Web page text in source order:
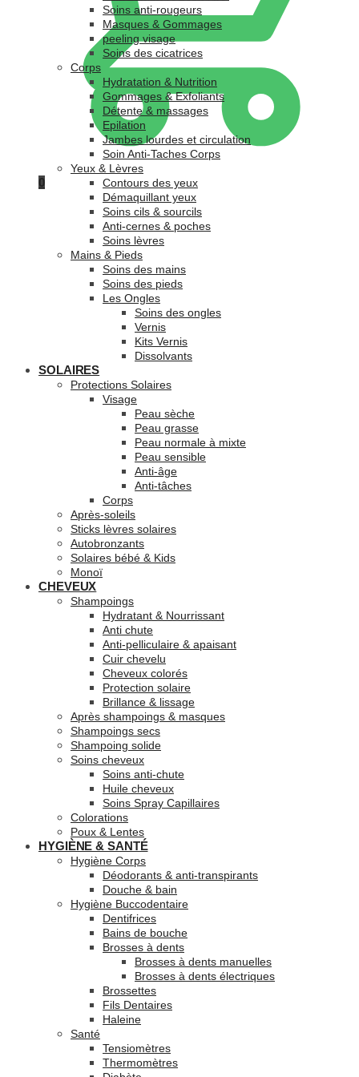
0
Soins anti-rougeurs
Masques & Gommages
peeling visage
Soins des cicatrices
Corps
Hydratation & Nutrition
Gommages & Exfoliants
Détente & massages
Epilation
Jambes lourdes et circulation
Soin Anti-Taches Corps
Yeux & Lèvres
Contours des yeux
Démaquillant yeux
Soins cils & sourcils
Anti-cernes & poches
Soins lèvres
Mains & Pieds
Soins des mains
Soins des pieds
Les Ongles
Soins des ongles
Vernis
Kits Vernis
Dissolvants
SOLAIRES
Protections Solaires
Visage
Peau sèche
Peau grasse
Peau normale à mixte
Peau sensible
Anti-âge
Anti-tâches
Corps
Après-soleils
Sticks lèvres solaires
Autobronzants
Solaires bébé & Kids
Monoï
CHEVEUX
Shampoings
Hydratant & Nourrissant
Anti chute
Anti-pelliculaire & apaisant
Cuir chevelu
Cheveux colorés
Protection solaire
Brillance & lissage
Après shampoings & masques
Shampoings secs
Shampoing solide
Soins cheveux
Soins anti-chute
Huile cheveux
Soins Spray Capillaires
Colorations
Poux & Lentes
HYGIÈNE & SANTÉ
Hygiène Corps
Déodorants & anti-transpirants
Douche & bain
Hygiène Buccodentaire
Dentifrices
Bains de bouche
Brosses à dents
Brosses à dents manuelles
Brosses à dents électriques
Brossettes
Fils Dentaires
Haleine
Santé
Tensiomètres
Thermomètres